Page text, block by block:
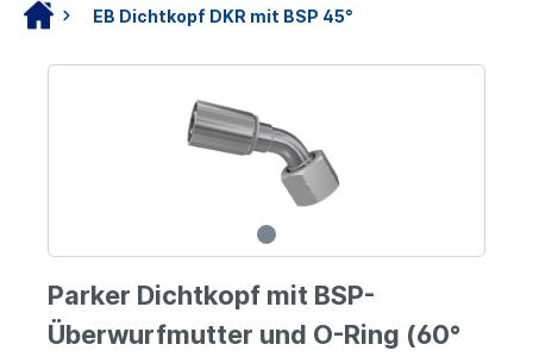
EB Dichtkopf DKR mit BSP 45°
Parker Dichtkopf mit BSP-
Überwurfmutter und O-Ring (60°